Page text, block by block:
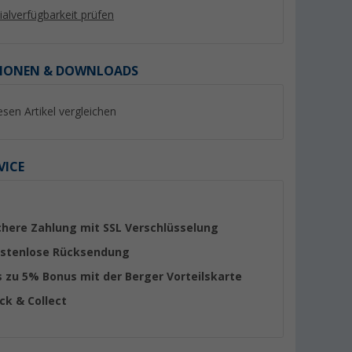
prüfen
& DOWNLOADS
Artikel vergleichen
Zahlung mit SSL Verschlüsselung
Rücksendung
zu 5% Bonus mit der Berger Vorteilskarte
& Collect